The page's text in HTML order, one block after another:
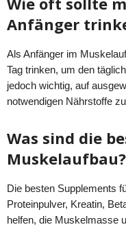
Anfänger
Als Anfänger im
Tag trinken, um den
jedoch wichtig, auf
notwendigen Nährstoffe
Was sind die
Muskelaufbau?
Die besten Supplements
Proteinpulver, Kreatin,
helfen, die Muskelmasse